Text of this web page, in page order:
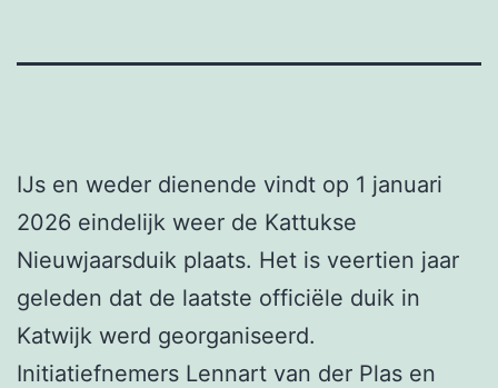
IJs en weder dienende vindt op 1 januari
2026 eindelijk weer de Kattukse
Nieuwjaarsduik plaats. Het is veertien jaar
geleden dat de laatste officiële duik in
Katwijk werd georganiseerd.
Initiatiefnemers Lennart van der Plas en